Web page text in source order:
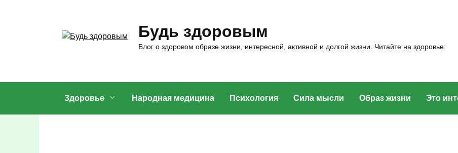
Будь здоровым
Блог о здоровом образе жизни, интересной, активной и долгой жизни. Читайте на здоровье.
Здоровье Народная медицина Психология Сила мысли Образ жизни Это